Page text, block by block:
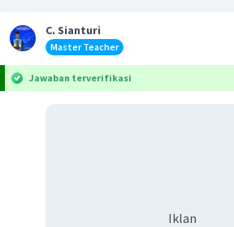
C. Sianturi
Master Teacher
Jawaban terverifikasi
Iklan